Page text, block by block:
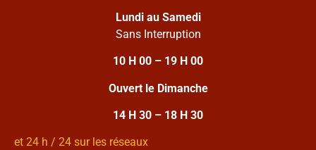
Lundi au Samedi
Sans Interruption
10 H 00 – 19 H 00
Ouvert le Dimanche
14 H 30 – 18 H 30
et 24 h / 24 sur les réseaux